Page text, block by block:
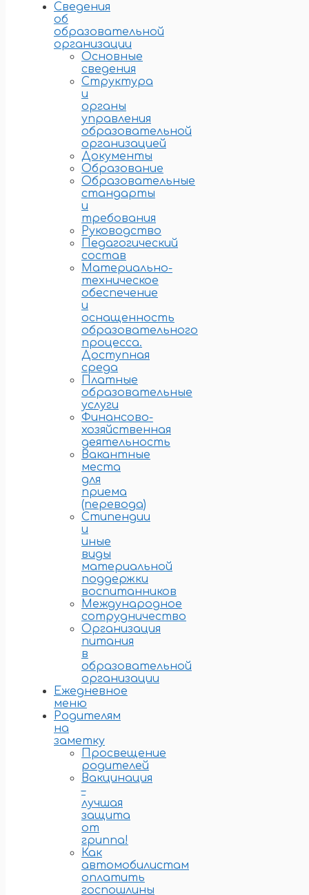
Сведения
об
образовательной
организации
Основные
сведения
Структура
и
органы
управления
образовательной
организацией
Документы
Образование
Образовательные
стандарты
и
требования
Руководство
Педагогический
состав
Материально-
техническое
обеспечение
и
оснащенность
образовательного
процесса.
Доступная
среда
Платные
образовательные
услуги
Финансово-
хозяйственная
деятельность
Вакантные
места
для
приема
(перевода)
Стипендии
и
иные
виды
материальной
поддержки
воспитанников
Международное
сотрудничество
Организация
питания
в
образовательной
организации
Ежедневное
меню
Родителям
на
заметку
Просвещение
родителей
Вакцинация
–
лучшая
защита
от
гриппа!
Как
автомобилистам
оплатить
госпошлины